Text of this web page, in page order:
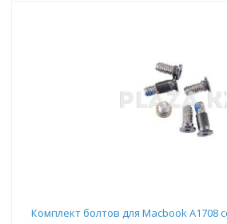
Комплект болтов для Macbook A1708